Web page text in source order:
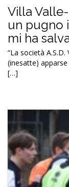
Villa
un pugno
mi ha
“La società
(inesatte)
[…]